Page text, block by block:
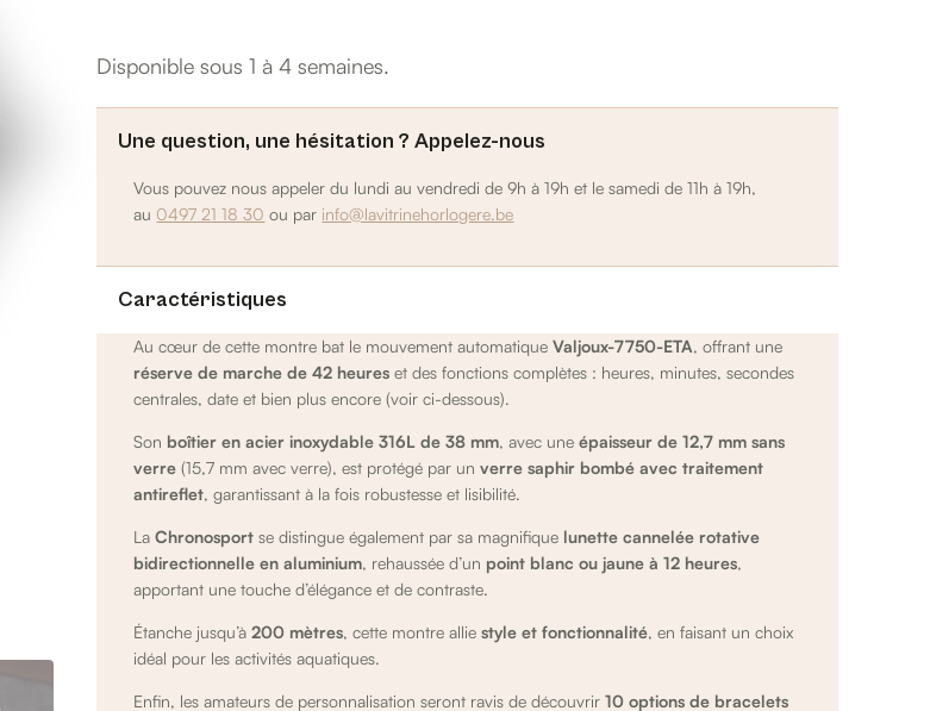
Disponible sous 1 à 4 semaines.
Une question, une hésitation ? Appelez-nous
Vous pouvez nous appeler du lundi au vendredi de 9h à 19h et le samedi de 11h à 19h,
au 0497 21 18 30 ou par info@lavitrinehorlogere.be
Caractéristiques
Au cœur de cette montre bat le mouvement automatiqueValjoux-7750-ETA, offrant une
réserve de marche de 42 heures et des fonctions complètes : heures, minutes, secondes
centrales, date et bien plus encore (voir ci-dessous).
Son boîtier en acier inoxydable 316L de 38 mm, avec uneépaisseur de 12,7 mm sans
verre (15,7 mm avec verre), est protégé par unverre saphir bombé avec traitement
antireflet, garantissant à la fois robustesse et lisibilité.
LaChronosport se distingue également par sa magnifique lunette cannelée rotative
bidirectionnelle en aluminium, rehaussée d’un point blanc ou jaune à 12 heures,
apportant une touche d’élégance et de contraste.
Étanche jusqu’à200 mètres, cette montre alliestyle et fonctionnalité, en faisant un choix
idéal pour les activités aquatiques.
Enfin, les amateurs de personnalisation seront ravis de découvrir10 options de bracelets